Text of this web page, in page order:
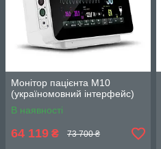
Монітор пацієнта M10
(україномовний інтерфейс)
В наявності
64 119 ₴ 73 700 ₴